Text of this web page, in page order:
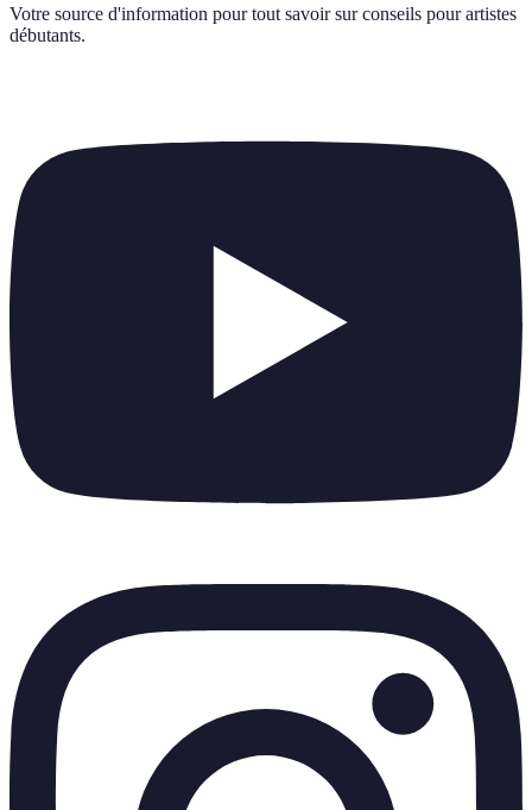
Votre source d'information pour tout savoir sur conseils pour artistes
débutants.